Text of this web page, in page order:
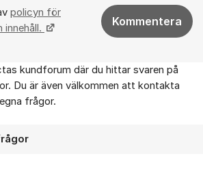
policyn för
Kommentera
kundforum där du hittar svaren på
Du är även välkommen att kontakta
frågor.